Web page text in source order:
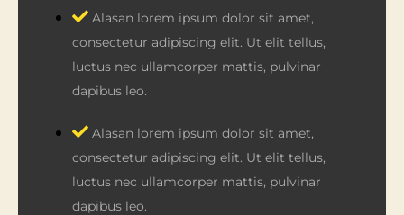
Alasan lorem ipsum dolor sit amet,
consectetur adipiscing elit. Ut elit tellus,
luctus nec ullamcorper mattis, pulvinar
dapibus leo.
Alasan lorem ipsum dolor sit amet,
consectetur adipiscing elit. Ut elit tellus,
luctus nec ullamcorper mattis, pulvinar
dapibus leo.